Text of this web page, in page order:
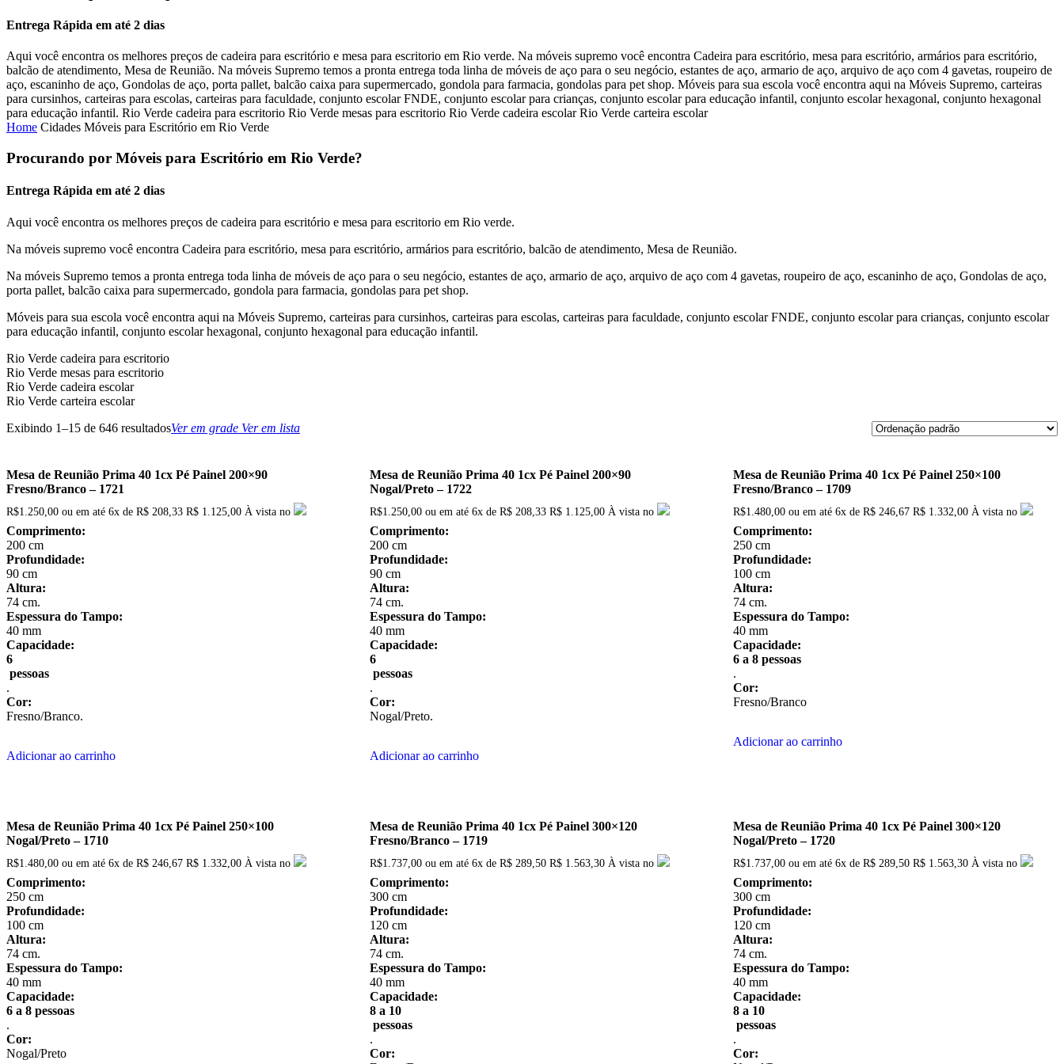
Entrega Rápida em até 2 dias
Aqui você encontra os melhores preços de cadeira para escritório e mesa para escritorio em Rio verde. Na móveis supremo você encontra Cadeira para escritório, mesa para escritório, armários para escritório,
balcão de atendimento, Mesa de Reunião. Na móveis Supremo temos a pronta entrega toda linha de móveis de aço para o seu negócio, estantes de aço, armario de aço, arquivo de aço com 4 gavetas, roupeiro de
aço, escaninho de aço, Gondolas de aço, porta pallet, balcão caixa para supermercado, gondola para farmacia, gondolas para pet shop. Móveis para sua escola você encontra aqui na Móveis Supremo, carteiras
para cursinhos, carteiras para escolas, carteiras para faculdade, conjunto escolar FNDE, conjunto escolar para crianças, conjunto escolar para educação infantil, conjunto escolar hexagonal, conjunto hexagonal
para educação infantil. Rio Verde cadeira para escritorio Rio Verde mesas para escritorio Rio Verde cadeira escolar Rio Verde carteira escolar
Home Cidades Móveis para Escritório em Rio Verde
Procurando por Móveis para Escritório em Rio Verde?
Entrega Rápida em até 2 dias
Aqui você encontra os melhores preços de cadeira para escritório e mesa para escritorio em Rio verde.
Na móveis supremo você encontra Cadeira para escritório, mesa para escritório, armários para escritório, balcão de atendimento, Mesa de Reunião.
Na móveis Supremo temos a pronta entrega toda linha de móveis de aço para o seu negócio, estantes de aço, armario de aço, arquivo de aço com 4 gavetas, roupeiro de aço, escaninho de aço, Gondolas de aço,
porta pallet, balcão caixa para supermercado, gondola para farmacia, gondolas para pet shop.
Móveis para sua escola você encontra aqui na Móveis Supremo, carteiras para cursinhos, carteiras para escolas, carteiras para faculdade, conjunto escolar FNDE, conjunto escolar para crianças, conjunto escolar
para educação infantil, conjunto escolar hexagonal, conjunto hexagonal para educação infantil.
Rio Verde cadeira para escritorio
Rio Verde mesas para escritorio
Rio Verde cadeira escolar
Rio Verde carteira escolar
Exibindo 1–15 de 646 resultadosVer em grade Ver em lista
Mesa de Reunião Prima 40 1cx Pé Painel 200×90
Fresno/Branco – 1721
R$1.250,00 ou em até 6x de R$ 208,33 R$ 1.125,00 À vista no
Comprimento:
200 cm
Profundidade:
90 cm
Altura:
74 cm.
Espessura do Tampo:
40 mm
Capacidade:
6
pessoas
.
Cor:
Fresno/Branco.
Adicionar ao carrinho
Mesa de Reunião Prima 40 1cx Pé Painel 200×90
Nogal/Preto – 1722
R$1.250,00 ou em até 6x de R$ 208,33 R$ 1.125,00 À vista no
Comprimento:
200 cm
Profundidade:
90 cm
Altura:
74 cm.
Espessura do Tampo:
40 mm
Capacidade:
6
pessoas
.
Cor:
Nogal/Preto.
Adicionar ao carrinho
Mesa de Reunião Prima 40 1cx Pé Painel 250×100
Fresno/Branco – 1709
R$1.480,00 ou em até 6x de R$ 246,67 R$ 1.332,00 À vista no
Comprimento:
250 cm
Profundidade:
100 cm
Altura:
74 cm.
Espessura do Tampo:
40 mm
Capacidade:
6 a 8 pessoas
.
Cor:
Fresno/Branco
Adicionar ao carrinho
Mesa de Reunião Prima 40 1cx Pé Painel 250×100
Nogal/Preto – 1710
R$1.480,00 ou em até 6x de R$ 246,67 R$ 1.332,00 À vista no
Comprimento:
250 cm
Profundidade:
100 cm
Altura:
74 cm.
Espessura do Tampo:
40 mm
Capacidade:
6 a 8 pessoas
.
Cor:
Nogal/Preto
Mesa de Reunião Prima 40 1cx Pé Painel 300×120
Fresno/Branco – 1719
R$1.737,00 ou em até 6x de R$ 289,50 R$ 1.563,30 À vista no
Comprimento:
300 cm
Profundidade:
120 cm
Altura:
74 cm.
Espessura do Tampo:
40 mm
Capacidade:
8 a 10
pessoas
.
Cor:
Mesa de Reunião Prima 40 1cx Pé Painel 300×120
Nogal/Preto – 1720
R$1.737,00 ou em até 6x de R$ 289,50 R$ 1.563,30 À vista no
Comprimento:
300 cm
Profundidade:
120 cm
Altura:
74 cm.
Espessura do Tampo:
40 mm
Capacidade:
8 a 10
pessoas
.
Cor: